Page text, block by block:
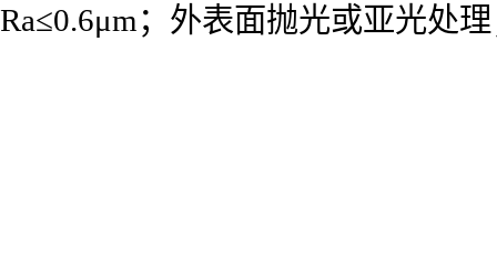
Ra≤0.6μm；外表面抛光或亚光处